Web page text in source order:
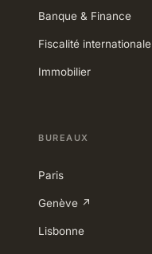
Banque & Finance
Fiscalité internationale
Immobilier
BUREAUX
Paris
Genève ↗
Lisbonne